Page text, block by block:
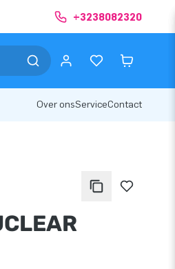
+3238082320
Over onsServiceContact